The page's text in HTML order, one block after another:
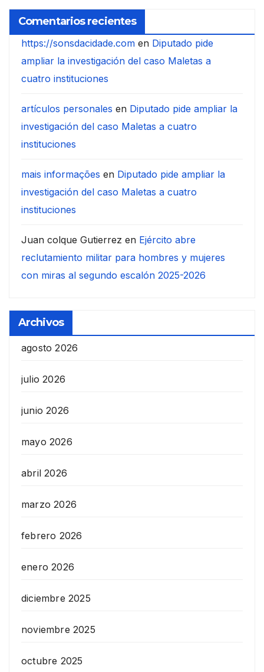
Comentarios recientes
https://sonsdacidade.com en Diputado pide
ampliar la investigación del caso Maletas a
cuatro instituciones
artículos personales en Diputado pide ampliar la
investigación del caso Maletas a cuatro
instituciones
mais informações en Diputado pide ampliar la
investigación del caso Maletas a cuatro
instituciones
Juan colque Gutierrez en Ejército abre
reclutamiento militar para hombres y mujeres
con miras al segundo escalón 2025-2026
Archivos
agosto 2026
julio 2026
junio 2026
mayo 2026
abril 2026
marzo 2026
febrero 2026
enero 2026
diciembre 2025
noviembre 2025
octubre 2025